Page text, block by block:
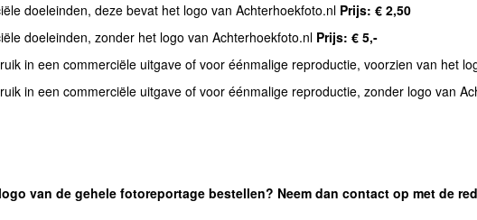
doeleinden, deze bevat het logo van Achterhoekfoto.nl Prijs: € 2,50
doeleinden, zonder het logo van Achterhoekfoto.nl Prijs: € 5,-
in een commerciële uitgave of voor éénmalige reproductie, voorzien van het
in een commerciële uitgave of voor éénmalige reproductie, zonder logo van
van de gehele fotoreportage bestellen? Neem dan contact op met de